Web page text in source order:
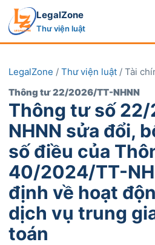
LegalZone
Thư viện luật
LegalZone / Thư viện luật / Tài
Thông tư 22/2026/TT-NHNN
Thông tư số
NHNN sửa đổi,
số điều của
40/2024/TT-
định về hoạt
dịch vụ trung
toán